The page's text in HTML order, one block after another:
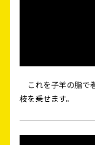
これを子羊の脂で
枝を乗せます。